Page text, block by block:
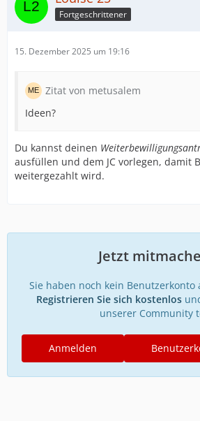
Fortgeschrittener
15. Dezember 2025 um 19:16
Zitat von metusalem
Ideen?
Du kannst deinen
ausfüllen und dem JC vorlegen, damit
weitergezahlt wird.
Jetzt
Sie haben noch kein Benutzerkonto
Registrieren Sie sich kostenlos
unserer Community
Anmelden